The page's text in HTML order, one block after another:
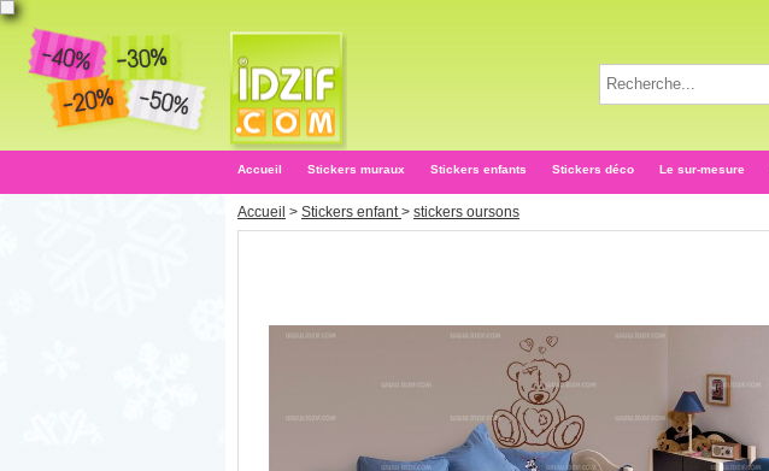
Accueil Stickers muraux Stickers enfants Stickers déco Le sur-mesure
Accueil > Stickers enfant > stickers oursons